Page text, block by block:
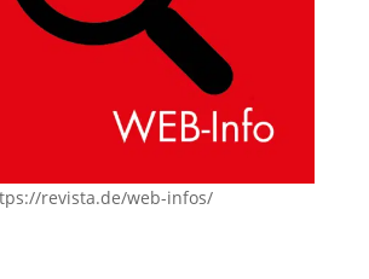
revista.de/web-infos/